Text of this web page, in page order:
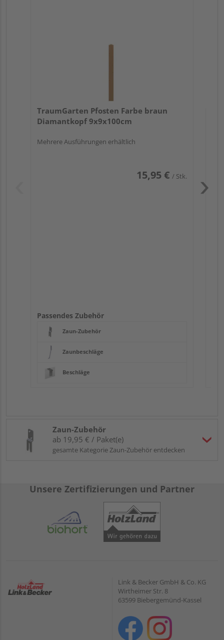
TraumGarten Pfosten Farbe braun
Diamantkopf 9x9x100cm
Mehrere Ausführungen erhältlich
15,95 € / Stk.
Passendes Zubehör
Zaun-Zubehör
Zaunbeschläge
Beschläge
Zaun-Zubehör
ab 19,95 € / Paket(e)
gesamte Kategorie Zaun-Zubehör entdecken
Unsere Zertifizierungen und Partner
Link & Becker GmbH & Co. KG
Wirtheimer Str. 8
63599 Biebergemünd-Kassel